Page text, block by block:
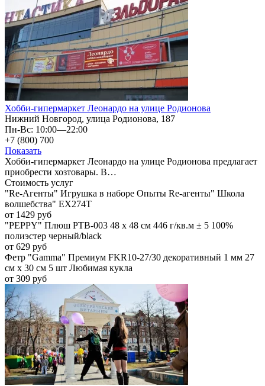
Хобби-гипермаркет Леонардо на улице Родионова
Нижний Новгород, улица Родионова, 187
Пн-Вс: 10:00—22:00
+7 (800) 700
Показать
Хобби-гипермаркет Леонардо на улице Родионова предлагает
приобрести хозтовары. В…
Стоимость услуг
"Re-Агенты" Игрушка в наборе Опыты Re-агенты" Школа
волшебства" EX274T
от 1429 руб
"PEPPY" Плюш PTB-003 48 x 48 см 446 г/кв.м ± 5 100%
полиэстер черный/black
от 629 руб
Фетр "Gamma" Премиум FKR10-27/30 декоративный 1 мм 27
см х 30 см 5 шт Любимая кукла
от 309 руб